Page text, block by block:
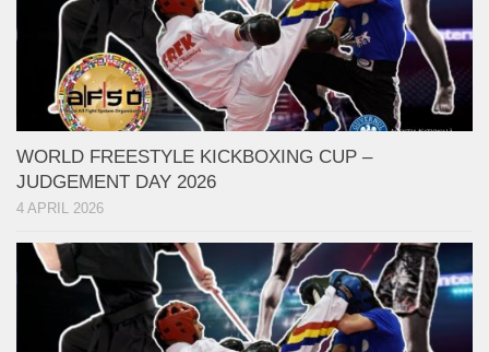
WORLD FREESTYLE KICKBOXING CUP –
JUDGEMENT DAY 2026
4 APRIL 2026